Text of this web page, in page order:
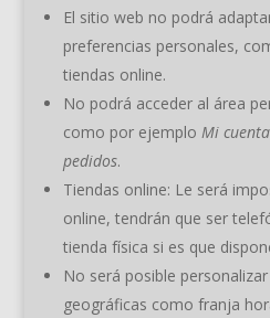
El sitio web no podrá
preferencias personales,
tiendas online.
No podrá acceder al área
como por ejemplo Mi cuenta
pedidos.
Tiendas online: Le será
online, tendrán que ser
tienda física si es que
No será posible
geográficas como franja